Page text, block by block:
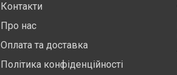
Контакти
Про нас
Оплата та доставка
Політика конфіденційності